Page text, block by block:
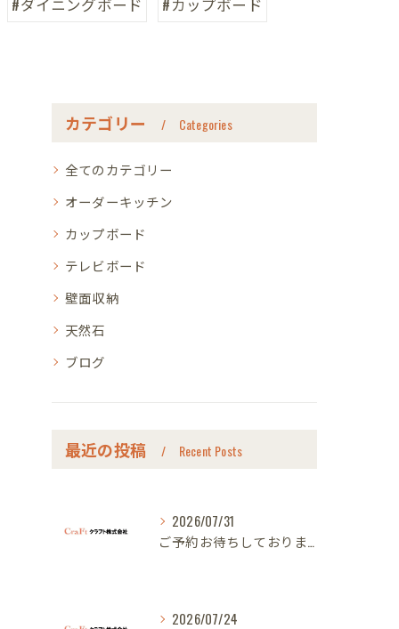
カテゴリー Categories
全てのカテゴリー
オーダーキッチン
カップボード
テレビボード
壁面収納
天然石
ブログ
最近の投稿 Recent Posts
2026/07/31
ご予約お待ちしております｜名古屋のオーダー家具ならクラフト
2026/07/24